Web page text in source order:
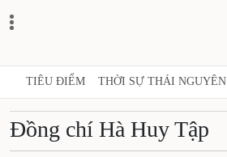
TIÊU ĐIỂM THỜI SỰ THÁI NGUYÊN
Đồng chí Hà Huy Tập